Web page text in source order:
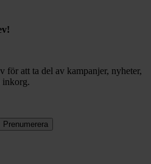
för att ta del av kampanjer, nyheter,
Prenumerera